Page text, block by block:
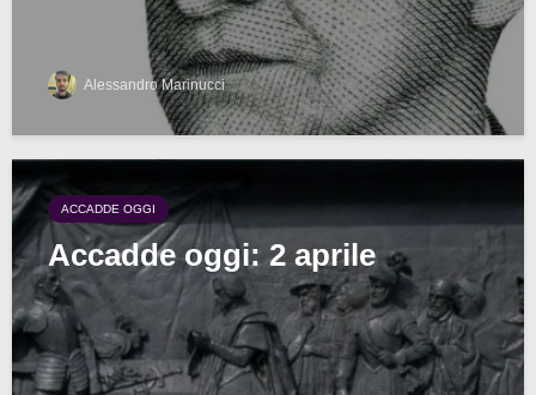
Alessandro Marinucci
ACCADDE OGGI
Accadde oggi: 2 aprile